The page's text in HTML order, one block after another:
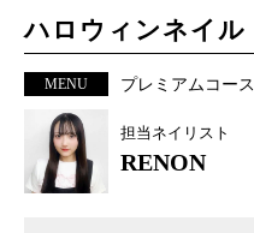
ハロウィンネイル
MENU プレミアムコース
担当ネイリスト
RENON